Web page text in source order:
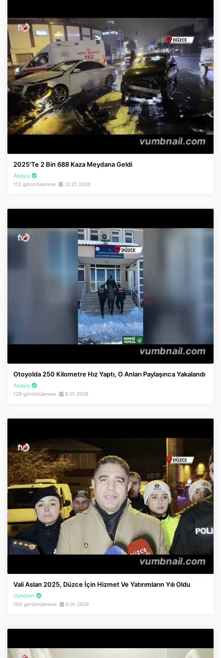
2025'te 2 Bin 688 Kaza Meydana Geldi
Asayiş
112 görüntülenme 12.01.2026
Otoyolda 250 Kilometre Hız Yaptı, O Anları Paylaşınca Yakalandı
Asayiş
129 görüntülenme 8.01.2026
Vali Aslan 2025, Düzce İçin Hizmet Ve Yatırımların Yılı Oldu
Gündem
104 görüntülenme 6.01.2026